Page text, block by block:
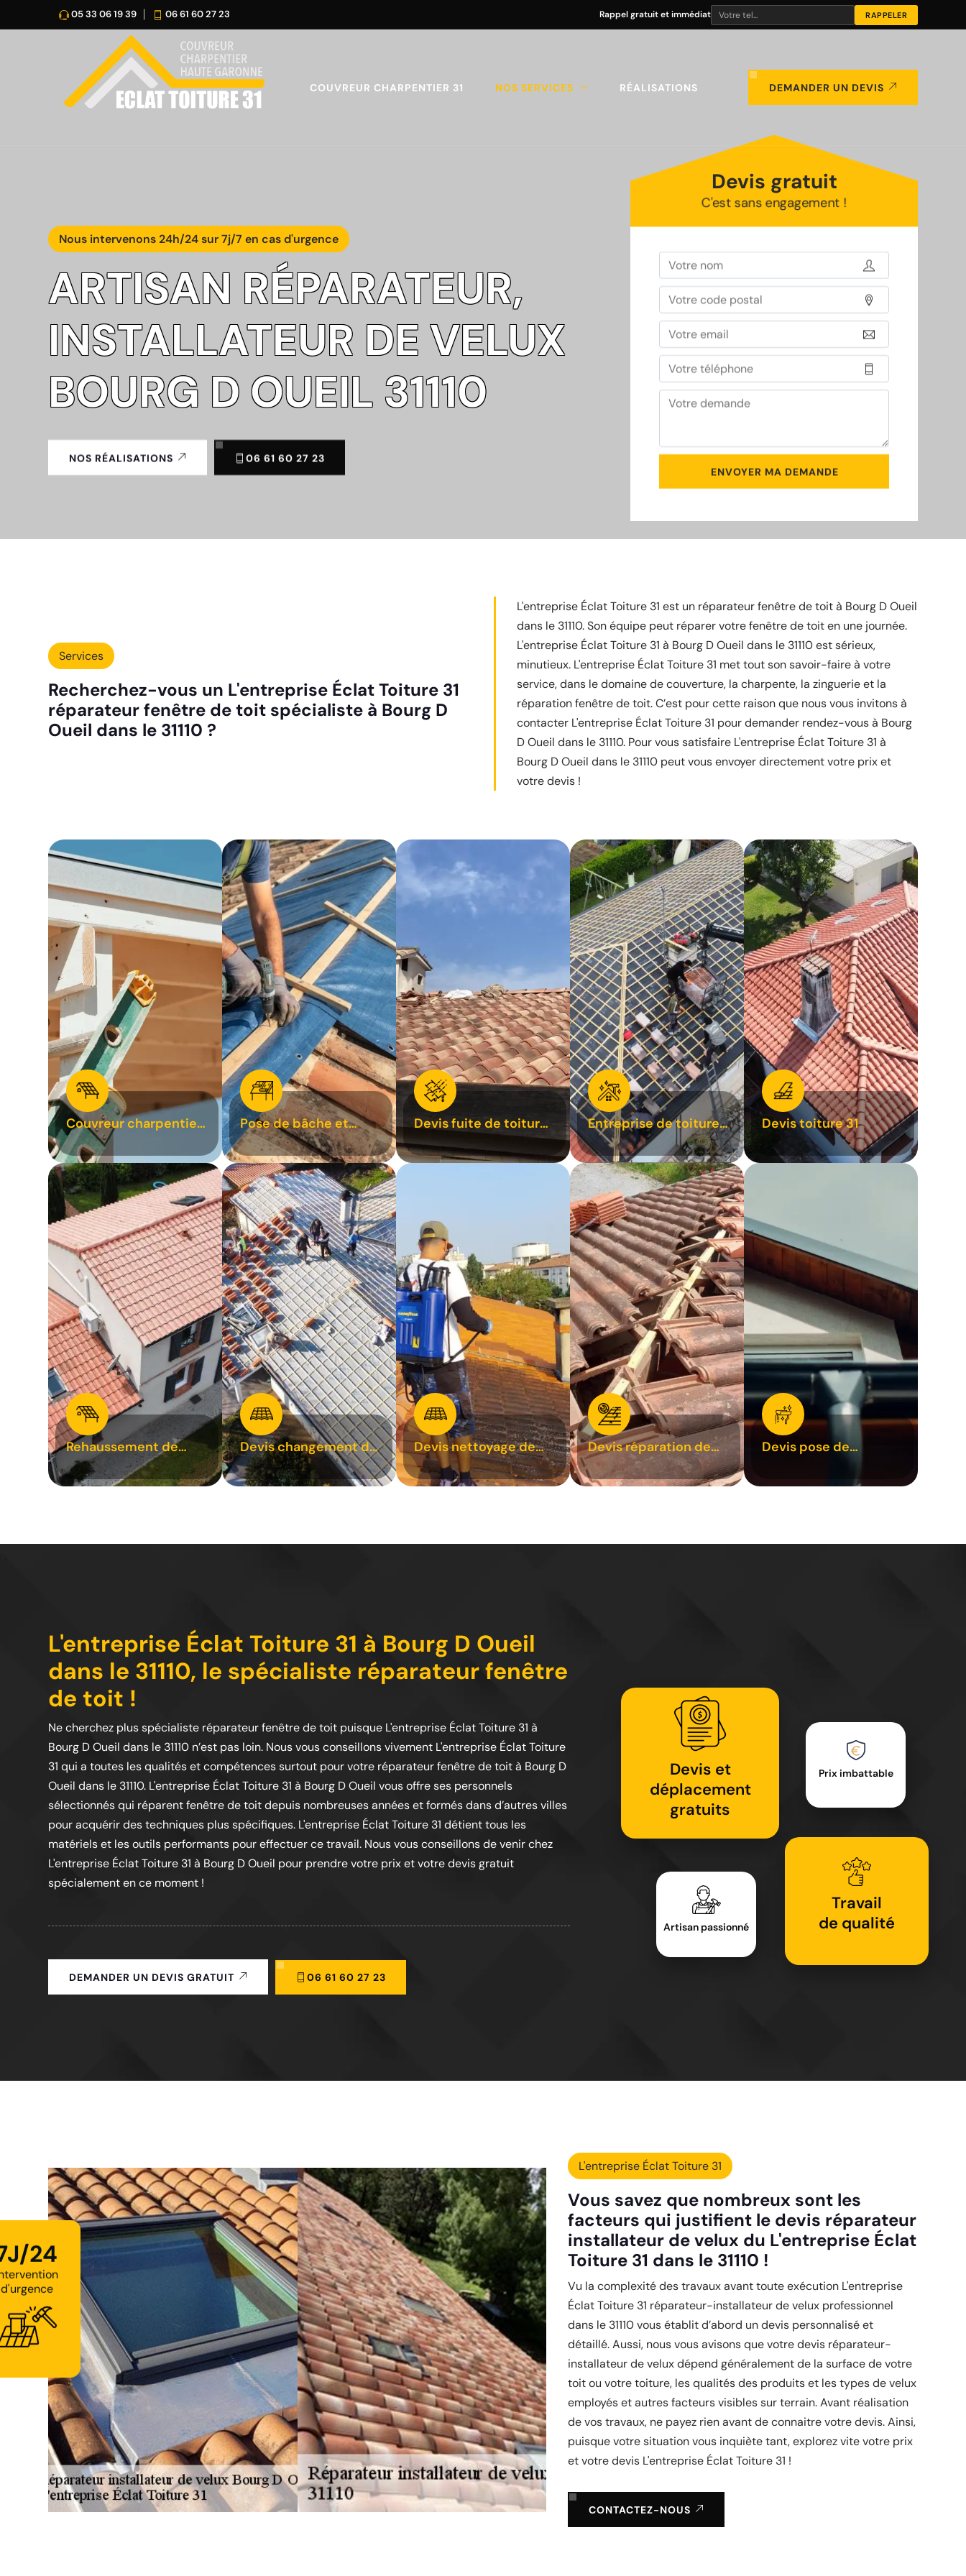
05 33 06 19 39 06 61 60 27 23 Rappel gratuit et immédiat
COUVREUR CHARPENTIER 31 NOS SERVICES RÉALISATIONS DEMANDER UN DEVIS
Nous intervenons 24h/24 sur 7j/7 en cas d'urgence
ARTISAN RÉPARATEUR,
INSTALLATEUR DE VELUX
BOURG D OUEIL 31110
NOS RÉALISATIONS 06 61 60 27 23
Devis gratuit
C'est sans engagement !
Services
Recherchez-vous un L'entreprise Éclat Toiture 31
réparateur fenêtre de toit spécialiste à Bourg D
Oueil dans le 31110 ?
L'entreprise Éclat Toiture 31 est un réparateur fenêtre de toit à Bourg D Oueil
dans le 31110. Son équipe peut réparer votre fenêtre de toit en une journée.
L'entreprise Éclat Toiture 31 à Bourg D Oueil dans le 31110 est sérieux,
minutieux. L'entreprise Éclat Toiture 31 met tout son savoir-faire à votre
service, dans le domaine de couverture, la charpente, la zinguerie et la
réparation fenêtre de toit. C’est pour cette raison que nous vous invitons à
contacter L'entreprise Éclat Toiture 31 pour demander rendez-vous à Bourg
D Oueil dans le 31110. Pour vous satisfaire L'entreprise Éclat Toiture 31 à
Bourg D Oueil dans le 31110 peut vous envoyer directement votre prix et
votre devis !
Couvreur charpentier
31
Pose de bâche et
bâchage de toiture 31
Devis fuite de toiture
31
Entreprise de toiture
31
Devis toiture 31
Rehaussement de
toiture 31
Devis changement de
tuile 31
Devis nettoyage de
toiture 31
Devis réparation de
toiture 31
Devis pose de
L'entreprise Éclat Toiture 31 à Bourg D Oueil
dans le 31110, le spécialiste réparateur fenêtre
de toit !
Ne cherchez plus spécialiste réparateur fenêtre de toit puisque L'entreprise Éclat Toiture 31 à
Bourg D Oueil dans le 31110 n’est pas loin. Nous vous conseillons vivement L'entreprise Éclat Toiture
31 qui a toutes les qualités et compétences surtout pour votre réparateur fenêtre de toit à Bourg D
Oueil dans le 31110. L'entreprise Éclat Toiture 31 à Bourg D Oueil vous offre ses personnels
sélectionnés qui réparent fenêtre de toit depuis nombreuses années et formés dans d’autres villes
pour acquérir des techniques plus spécifiques. L'entreprise Éclat Toiture 31 détient tous les
matériels et les outils performants pour effectuer ce travail. Nous vous conseillons de venir chez
L'entreprise Éclat Toiture 31 à Bourg D Oueil pour prendre votre prix et votre devis gratuit
spécialement en ce moment !
Devis et
déplacement
gratuits
Artisan passionné
Prix imbattable
Travail
de qualité
DEMANDER UN DEVIS GRATUIT 06 61 60 27 23
24
L'entreprise Éclat Toiture 31
Vous savez que nombreux sont les
facteurs qui justifient le devis réparateur
installateur de velux du L'entreprise Éclat
Toiture 31 dans le 31110 !
Vu la complexité des travaux avant toute exécution L'entreprise
Éclat Toiture 31 réparateur-installateur de velux professionnel
dans le 31110 vous établit d’abord un devis personnalisé et
détaillé. Aussi, nous vous avisons que votre devis réparateur-
installateur de velux dépend généralement de la surface de votre
toit ou votre toiture, les qualités des produits et les types de velux
employés et autres facteurs visibles sur terrain. Avant réalisation
de vos travaux, ne payez rien avant de connaitre votre devis. Ainsi,
puisque votre situation vous inquiète tant, explorez vite votre prix
et votre devis L'entreprise Éclat Toiture 31 !
CONTACTEZ-NOUS